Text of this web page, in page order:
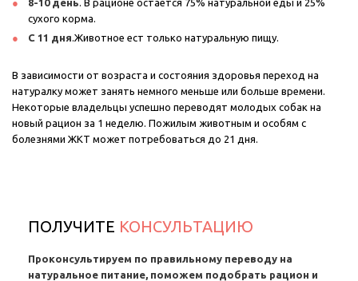
8-10 день. В рационе остается 75% натуральной еды и 25%
сухого корма.
С 11 дня.Животное ест только натуральную пищу.
В зависимости от возраста и состояния здоровья переход на
натуралку может занять немного меньше или больше времени.
Некоторые владельцы успешно переводят молодых собак на
новый рацион за 1 неделю. Пожилым животным и особям с
болезнями ЖКТ может потребоваться до 21 дня.
ПОЛУЧИТЕ КОНСУЛЬТАЦИЮ
Проконсультируем по правильному переводу на
натуральное питание, поможем подобрать рацион и